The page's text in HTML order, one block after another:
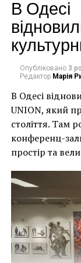
Хулігани, які
які
продати їх у
окружної ради
якими
їм довелося
який би
Єдиний вихід,
фреску, а для
“зміцнити її
п’ятьма
Хант Слонем
В Одесі
Опубліковано 3
Редактор Марія
В Одесі
UNION, який
століття. Там
конференц-
простір та